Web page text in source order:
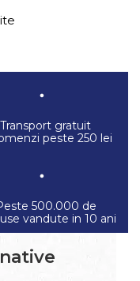
Transport gratuit
peste 250 lei
500.000 de
vandute in 10 ani